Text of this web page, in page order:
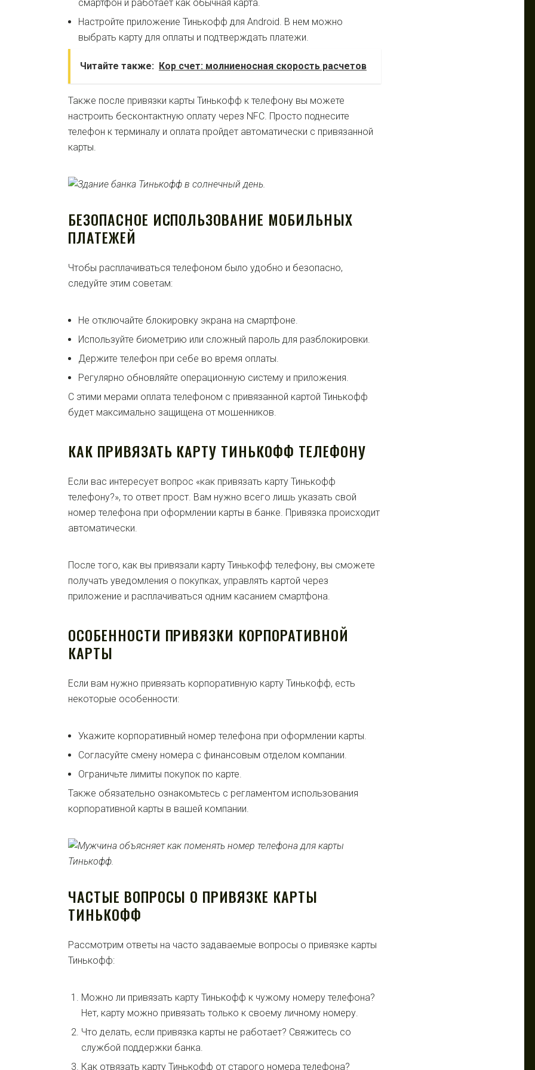
смартфон и работает как обычная карта.
Настройте приложение Тинькофф для Android. В нем можно
выбрать карту для оплаты и подтверждать платежи.
Читайте также: Кор счет: молниеносная скорость расчетов
Также после привязки карты Тинькофф к телефону вы можете
настроить бесконтактную оплату через NFC. Просто поднесите
телефон к терминалу и оплата пройдет автоматически с привязанной
карты.
БЕЗОПАСНОЕ ИСПОЛЬЗОВАНИЕ МОБИЛЬНЫХ
ПЛАТЕЖЕЙ
Чтобы расплачиваться телефоном было удобно и безопасно,
следуйте этим советам:
Не отключайте блокировку экрана на смартфоне.
Используйте биометрию или сложный пароль для разблокировки.
Держите телефон при себе во время оплаты.
Регулярно обновляйте операционную систему и приложения.
С этими мерами оплата телефоном с привязанной картой Тинькофф
будет максимально защищена от мошенников.
КАК ПРИВЯЗАТЬ КАРТУ ТИНЬКОФФ ТЕЛЕФОНУ
Если вас интересует вопрос «как привязать карту Тинькофф
телефону?», то ответ прост. Вам нужно всего лишь указать свой
номер телефона при оформлении карты в банке. Привязка происходит
автоматически.
После того, как вы привязали карту Тинькофф телефону, вы сможете
получать уведомления о покупках, управлять картой через
приложение и расплачиваться одним касанием смартфона.
ОСОБЕННОСТИ ПРИВЯЗКИ КОРПОРАТИВНОЙ
КАРТЫ
Если вам нужно привязать корпоративную карту Тинькофф, есть
некоторые особенности:
Укажите корпоративный номер телефона при оформлении карты.
Согласуйте смену номера с финансовым отделом компании.
Ограничьте лимиты покупок по карте.
Также обязательно ознакомьтесь с регламентом использования
корпоративной карты в вашей компании.
ЧАСТЫЕ ВОПРОСЫ О ПРИВЯЗКЕ КАРТЫ
ТИНЬКОФФ
Рассмотрим ответы на часто задаваемые вопросы о привязке карты
Тинькофф:
Можно ли привязать карту Тинькофф к чужому номеру телефона?
Нет, карту можно привязать только к своему личному номеру.
Что делать, если привязка карты не работает? Свяжитесь со
службой поддержки банка.
Как отвязать карту Тинькофф от старого номера телефона?